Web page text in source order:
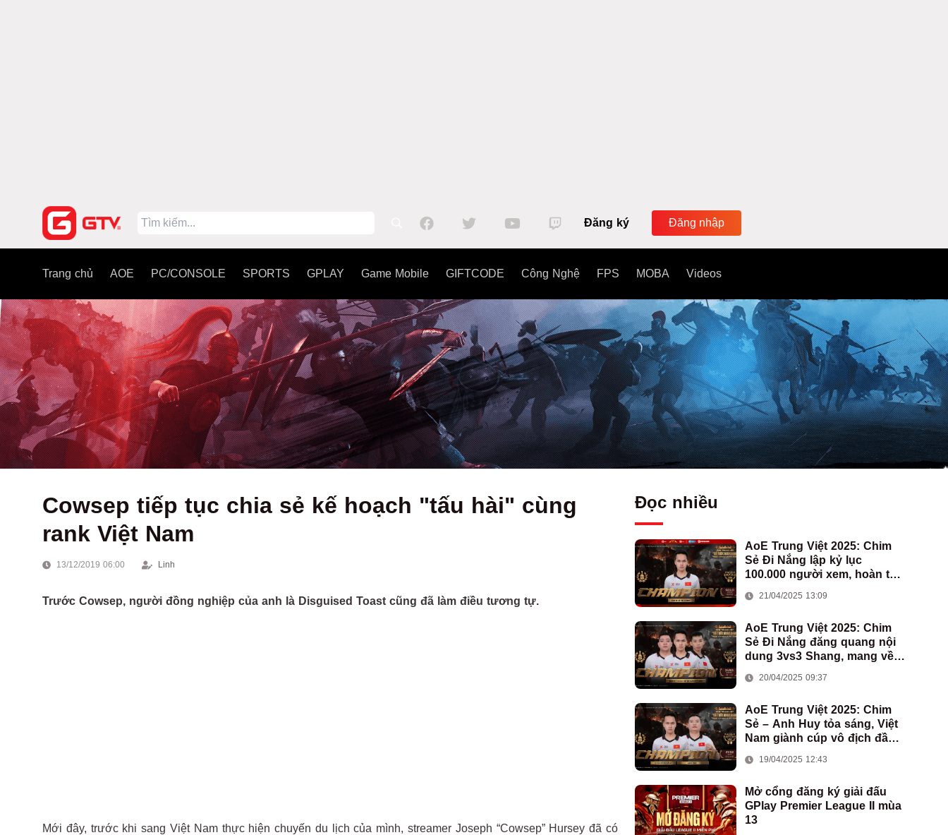
Đăng ký Đăng nhập
Trang chủ AOE PC/CONSOLE SPORTS GPLAY Game Mobile GIFTCODE Công Nghệ FPS MOBA Videos
Cowsep tiếp tục chia sẻ kế hoạch "tấu hài" cùng
rank Việt Nam
13/12/2019 06:00 Linh
Trước Cowsep, người đồng nghiệp của anh là Disguised Toast cũng đã làm điều tương tự.
Mới đây, trước khi sang Việt Nam thực hiện chuyến du lịch của mình, streamer Joseph “Cowsep” Hursey đã có
Đọc nhiều
AoE Trung Việt 2025: Chim
Sẻ Đi Nắng lập kỷ lục
100.000 người xem, hoàn tất
Việt Nam
21/04/2025 13:09
AoE Trung Việt 2025: Chim
Sẻ Đi Nắng đăng quang nội
dung 3vs3 Shang, mang về
đoàn AoE Việt Nam
20/04/2025 09:37
AoE Trung Việt 2025: Chim
Sẻ – Anh Huy tỏa sáng, Việt
Nam giành cúp vô địch đầu
19/04/2025 12:43
Mở cổng đăng ký giải đấu
GPlay Premier League II mùa
13